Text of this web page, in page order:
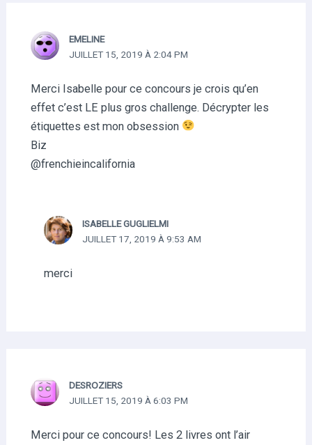
EMELINE
JUILLET 15, 2019 À 2:04 PM
Merci Isabelle pour ce concours je crois qu’en
effet c’est LE plus gros challenge. Décrypter les
étiquettes est mon obsession
Biz
@frenchieincalifornia
ISABELLE GUGLIELMI
JUILLET 17, 2019 À 9:53 AM
merci
DESROZIERS
JUILLET 15, 2019 À 6:03 PM
Merci pour ce concours! Les 2 livres ont l’air